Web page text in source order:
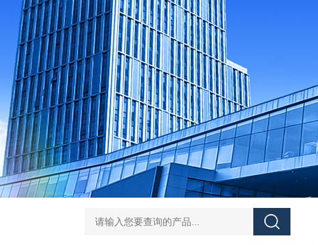
L-00/01/02/03DAICO大浩研